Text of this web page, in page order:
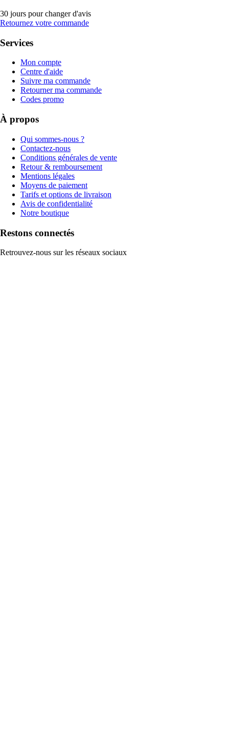
30 jours pour changer d'avis
Retournez votre commande
Services
Mon compte
Centre d'aide
Suivre ma commande
Retourner ma commande
Codes promo
À propos
Qui sommes-nous ?
Contactez-nous
Conditions générales de vente
Retour & remboursement
Mentions légales
Moyens de paiement
Tarifs et options de livraison
Avis de confidentialité
Notre boutique
Restons connectés
Retrouvez-nous sur les réseaux sociaux